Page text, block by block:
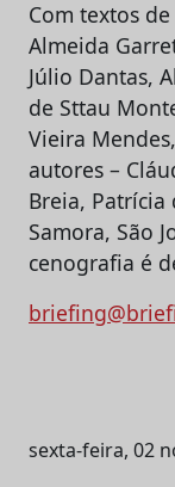
Com textos
Almeida
Júlio Dantas,
de Sttau
Vieira
autores –
Breia, Patrícia
Samora, São
cenografia é
sexta-feira, 02